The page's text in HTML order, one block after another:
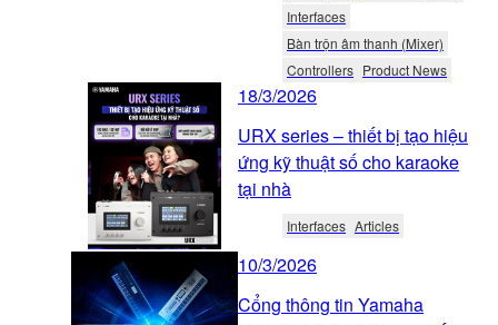
Interfaces
Bàn trộn âm thanh (Mixer)
Controllers Product News
18/3/2026
URX series – thiết bị tạo hiệu
ứng kỹ thuật số cho karaoke
tại nhà
Interfaces Articles
10/3/2026
Cổng thông tin Yamaha